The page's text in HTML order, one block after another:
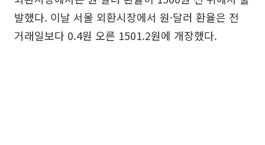
발했다. 이날 서울 외환시장에서 원·달러 환율은 전
거래일보다 0.4원 오른 1501.2원에 개장했다.